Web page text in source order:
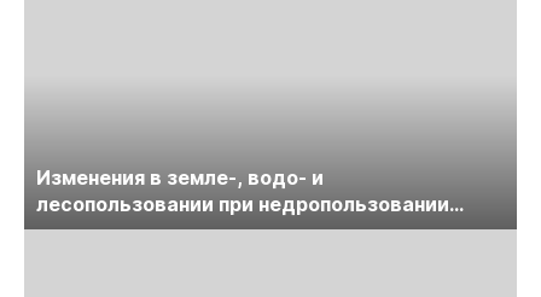
Изменения в земле-, водо- и
лесопользовании при недропользовании
обсудят на семинаре «ПравоТЭК»